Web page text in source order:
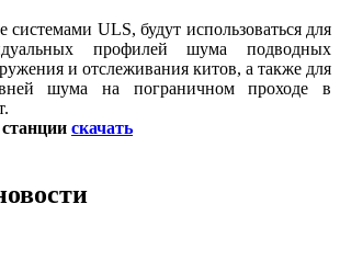
ULS, будут использоваться для
профилей шума подводных
и отслеживания китов, а также для
шума на пограничном проходе в
скачать